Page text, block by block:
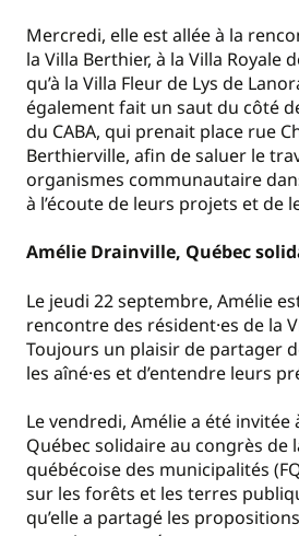
Mercredi, elle est allée à la
la Villa Berthier, à la Villa Royale
qu’à la Villa Fleur de Lys de
également fait un saut du côté
du CABA, qui prenait place rue
Berthierville, afin de saluer le
organismes communautaire
à l’écoute de leurs projets et de
Amélie Drainville, Québec
Le jeudi 22 septembre, Amélie
rencontre des résident·es de la
Toujours un plaisir de partager
les aîné·es et d’entendre leurs
Le vendredi, Amélie a été
Québec solidaire au congrès de
québécoise des municipalités
sur les forêts et les terres
qu’elle a partagé les